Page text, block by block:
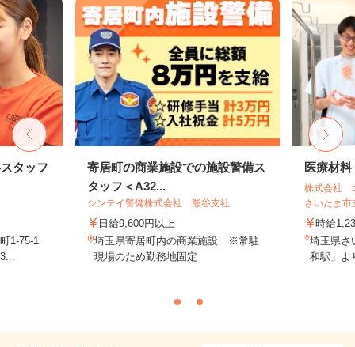
タッフ
1-75-1
寄居町の商業施設での施設警備ス
タッフ＜A32...
シンテイ警備株式会社 熊谷支社
日給9,600円以上
埼玉県寄居町内の商業施設 ※常駐
現場のため勤務地固定
医療材
株式会社
さいたま市
時給
埼玉県さ
和駅」よ